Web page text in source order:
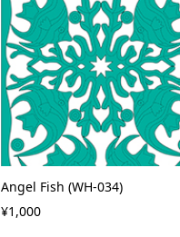
Angel Fish (WH-034)
¥1,000